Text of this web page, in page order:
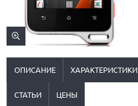
ОПИСАНИЕ ХАРАКТЕРИСТИКИ
СТАТЬИ ЦЕНЫ